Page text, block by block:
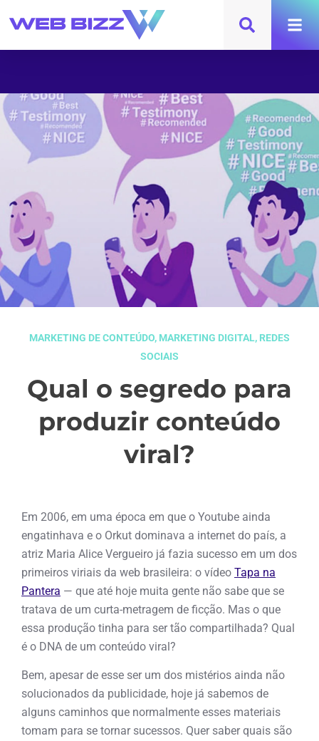
MARKETING DE CONTEÚDO, MARKETING DIGITAL, REDES
SOCIAIS
Qual o segredo para
produzir conteúdo
viral?
Em 2006, em uma época em que o Youtube ainda
engatinhava e o Orkut dominava a internet do país, a
atriz Maria Alice Vergueiro já fazia sucesso em um dos
primeiros viriais da web brasileira: o vídeo Tapa na
Pantera — que até hoje muita gente não sabe que se
tratava de um curta-metragem de ficção. Mas o que
essa produção tinha para ser tão compartilhada? Qual
é o DNA de um conteúdo viral?
Bem, apesar de esse ser um dos mistérios ainda não
solucionados da publicidade, hoje já sabemos de
alguns caminhos que normalmente esses materiais
tomam para se tornar sucessos. Quer saber quais são